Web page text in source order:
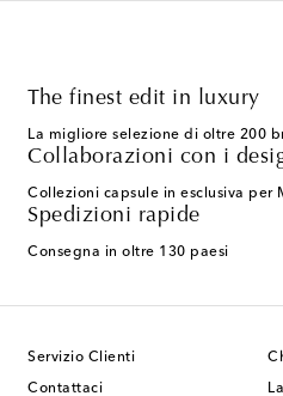
The finest edit in luxury
La migliore selezione di oltre 200
Collaborazioni con i
Collezioni capsule in esclusiva per
Spedizioni rapide
Consegna in oltre 130 paesi
Servizio Clienti
Contattaci